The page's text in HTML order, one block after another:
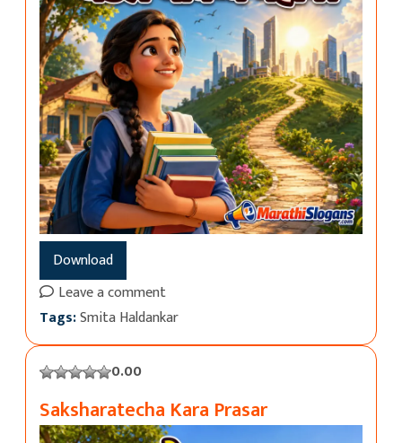
Download
Leave a comment
Tags:Smita Haldankar
0.00
Saksharatecha Kara Prasar